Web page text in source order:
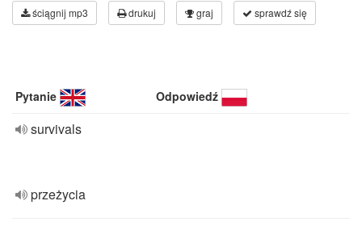
ściągnij mp3 drukuj graj sprawdź się
Pytanie Odpowiedź
survivals
przeżycia